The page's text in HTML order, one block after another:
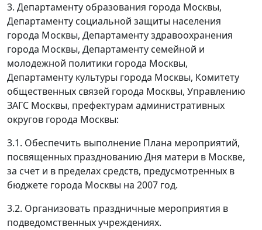
3. Департаменту образования города Москвы,
Департаменту социальной защиты населения
города Москвы, Департаменту здравоохранения
города Москвы, Департаменту семейной и
молодежной политики города Москвы,
Департаменту культуры города Москвы, Комитету
общественных связей города Москвы, Управлению
ЗАГС Москвы, префектурам административных
округов города Москвы:
3.1. Обеспечить выполнение Плана мероприятий,
посвященных празднованию Дня матери в Москве,
за счет и в пределах средств, предусмотренных в
бюджете города Москвы на 2007 год.
3.2. Организовать праздничные мероприятия в
подведомственных учреждениях.